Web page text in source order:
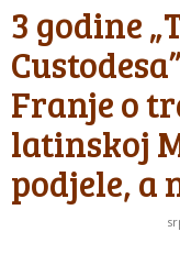
3 godine
Franje o
latinskoj
podjele, a